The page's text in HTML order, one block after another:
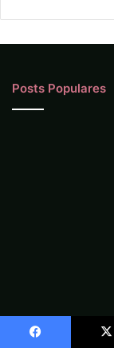
Posts Populares